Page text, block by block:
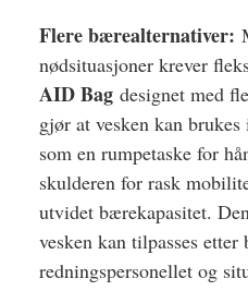
Flere bærealternativer:
nødsituasjoner krever
AID Bag designet med
gjør at vesken kan
som en rumpetaske for
skulderen for rask
utvidet bærekapasitet.
vesken kan tilpasses etter
redningspersonellet og